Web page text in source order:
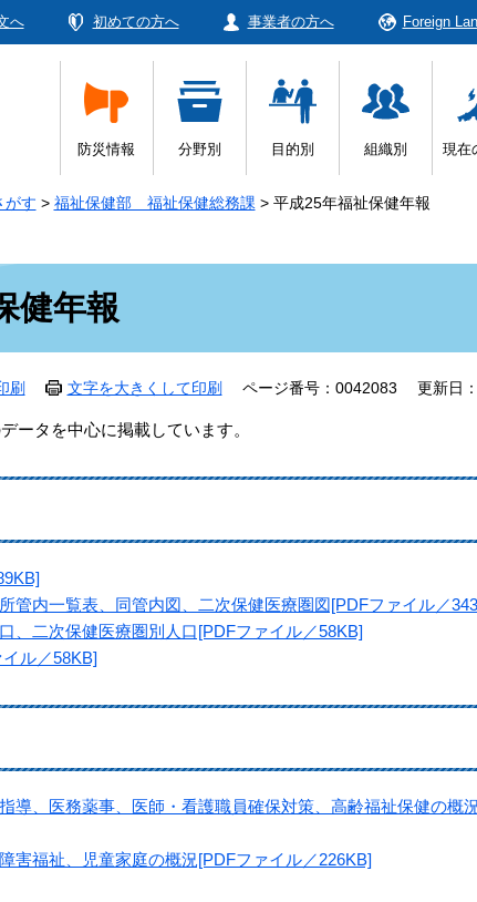
へ 初めての方へ 事業者の方へ Foreign
防災情報 分野別 目的別 組織別 現在
がす > 福祉保健部 福祉保健総務課 > 平成25年福祉保健年報
健年報
刷 文字を大きくして印刷 ページ番号：0042083 更新日
ータを中心に掲載しています。
管内一覧表、同管内図、二次保健医療圏図[PDFファイル／
、二次保健医療圏別人口[PDFファイル／58KB]
ル／58KB]
導、医務薬事、医師・看護職員確保対策、高齢福祉保健の概
害福祉、児童家庭の概況[PDFファイル／226KB]